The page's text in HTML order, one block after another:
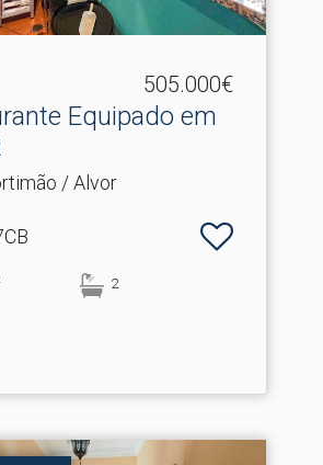
505.000€
Equipado em
/ Alvor
2